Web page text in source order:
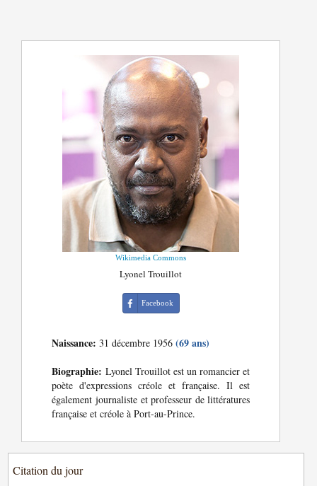
Wikimedia Commons
Lyonel Trouillot
Facebook
Naissance: 31 décembre 1956(69 ans)
Biographie: Lyonel Trouillot est un romancier et
poète d'expressions créole et française. Il est
également journaliste et professeur de littératures
française et créole à Port-au-Prince.
Citation du jour